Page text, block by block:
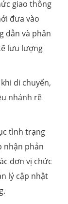
giao thông
đưa vào
dẫn và phân
lưu lượng
di chuyển,
nhánh rẽ
tình trạng
nhận phản
đơn vị chức
lý cập nhật